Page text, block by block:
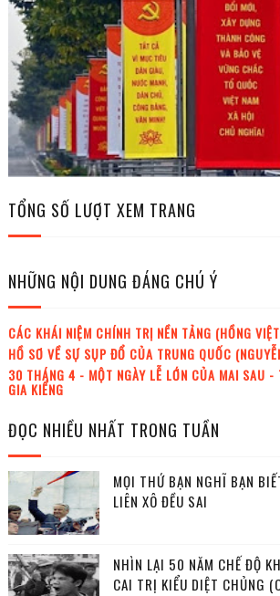
TỔNG SỐ LƯỢT XEM TRANG
NHỮNG NỘI DUNG ĐÁNG CHÚ Ý
CÁC KHÁI NIỆM CHÍNH TRỊ NỀN TẢNG (HỒNG
HỒ SƠ VỀ SỰ SỤP ĐỔ CỦA TRUNG QUỐC
30 THÁNG 4 - MỘT NGÀY LỄ LỚN CỦA MAI SAU -
GIA KIỂNG
ĐỌC NHIỀU NHẤT TRONG TUẦN
MỌI THỨ BẠN NGHĨ BẠN
LIÊN XÔ ĐỀU SAI
NHÌN LẠI 50 NĂM CHẾ ĐỘ
CAI TRỊ KIỂU DIỆT CHỦNG